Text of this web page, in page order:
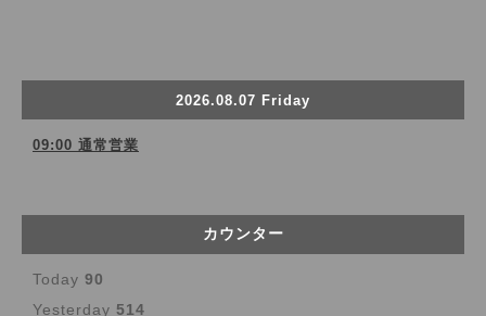
2026.08.07 Friday
09:00 通常営業
カウンター
Today 90
Yesterday 514